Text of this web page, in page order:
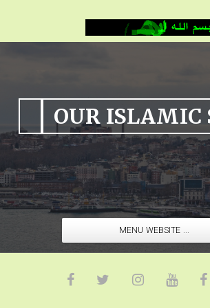
OUR ISLAMIC
MENU WEBSITE ...